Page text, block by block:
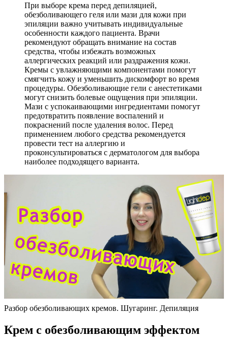
При выборе крема перед депиляцией,
обезболивающего геля или мази для кожи при
эпиляции важно учитывать индивидуальные
особенности каждого пациента. Врачи
рекомендуют обращать внимание на состав
средства, чтобы избежать возможных
аллергических реакций или раздражения кожи.
Кремы с увлажняющими компонентами помогут
смягчить кожу и уменьшить дискомфорт во время
процедуры. Обезболивающие гели с анестетиками
могут снизить болевые ощущения при эпиляции.
Мази с успокаивающими ингредиентами помогут
предотвратить появление воспалений и
покраснений после удаления волос. Перед
применением любого средства рекомендуется
провести тест на аллергию и
проконсультироваться с дерматологом для выбора
наиболее подходящего варианта.
Разбор обезболивающих кремов. Шугаринг. Депиляция
Крем с обезболивающим эффектом